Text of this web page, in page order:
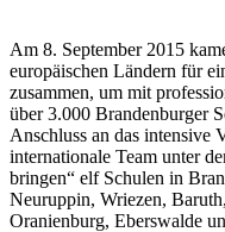
Am 8. September 2015
europäischen Ländern für
zusammen, um mit
über 3.000 Brandenburger
Anschluss an das intensive
internationale Team unter
bringen“ elf Schulen in
Neuruppin, Wriezen,
Oranienburg, Eberswalde